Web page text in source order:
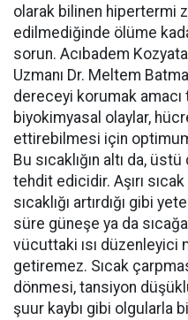
olarak bilinen hipertermi
edilmediğinde ölüme
sorun. Acıbadem
Uzmanı Dr. Meltem
dereceyi korumak amacı
biyokimyasal olaylar,
ettirebilmesi için
Bu sıcaklığın altı da,
tehdit edicidir. Aşırı
sıcaklığı artırdığı gibi
süre güneşe ya da
vücuttaki ısı düzenleyici
getiremez. Sıcak
dönmesi, tansiyon
şuur kaybı gibi olgularla